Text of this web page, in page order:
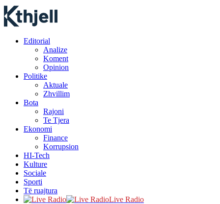
Editorial
Analize
Koment
Opinion
Politike
Aktuale
Zhvillim
Bota
Rajoni
Te Tjera
Ekonomi
Finance
Korrupsion
HI-Tech
Kulture
Sociale
Sporti
Të ruajtura
Live Radio